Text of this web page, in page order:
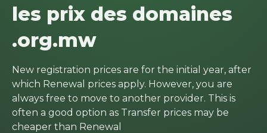
les prix des domaines
.org.mw
New registration prices are for the initial year, after
which Renewal prices apply. However, you are
always free to move to another provider. This is
often a good option as Transfer prices may be
cheaper than Renewal